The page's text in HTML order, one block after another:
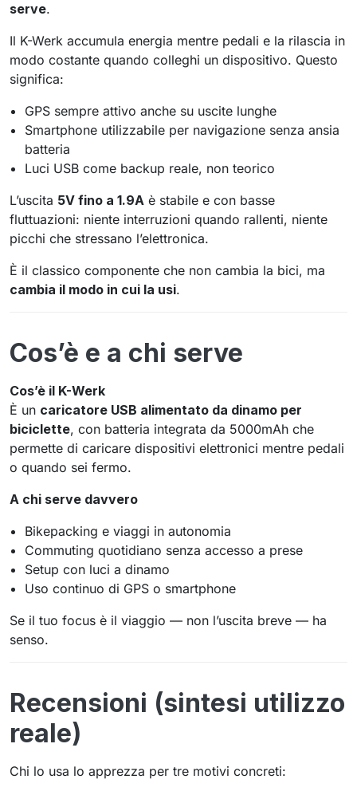
serve.
Il K-Werk accumula energia mentre pedali e la rilascia in
modo costante quando colleghi un dispositivo. Questo
significa:
GPS sempre attivo anche su uscite lunghe
Smartphone utilizzabile per navigazione senza ansia
batteria
Luci USB come backup reale, non teorico
L’uscita 5V fino a 1.9A è stabile e con basse
fluttuazioni: niente interruzioni quando rallenti, niente
picchi che stressano l’elettronica.
È il classico componente che non cambia la bici, ma
cambia il modo in cui la usi.
Cos’è e a chi serve
Cos’è il K-Werk
È un caricatore USB alimentato da dinamo per
biciclette, con batteria integrata da 5000mAh che
permette di caricare dispositivi elettronici mentre pedali
o quando sei fermo.
A chi serve davvero
Bikepacking e viaggi in autonomia
Commuting quotidiano senza accesso a prese
Setup con luci a dinamo
Uso continuo di GPS o smartphone
Se il tuo focus è il viaggio — non l’uscita breve — ha
senso.
Recensioni (sintesi utilizzo
reale)
Chi lo usa lo apprezza per tre motivi concreti: